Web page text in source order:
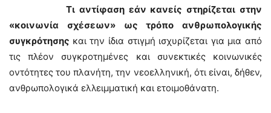
Τι αντίφαση εάν κανείς στηρίζεται στην
«κοινωνία σχέσεων» ως τρόπο ανθρωπολογικής
συγκρότησης και την ίδια στιγμή ισχυρίζεται για μια από
τις πλέον συγκροτημένες και συνεκτικές κοινωνικές
οντότητες του πλανήτη, την νεοελληνική, ότι είναι, δήθεν,
ανθρωπολογικά ελλειμματική και ετοιμοθάνατη.